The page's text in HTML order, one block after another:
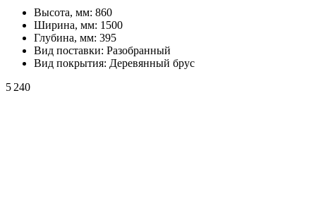
Высота, мм: 860
Ширина, мм: 1500
Глубина, мм: 395
Вид поставки: Разобранный
Вид покрытия: Деревянный брус
5 240